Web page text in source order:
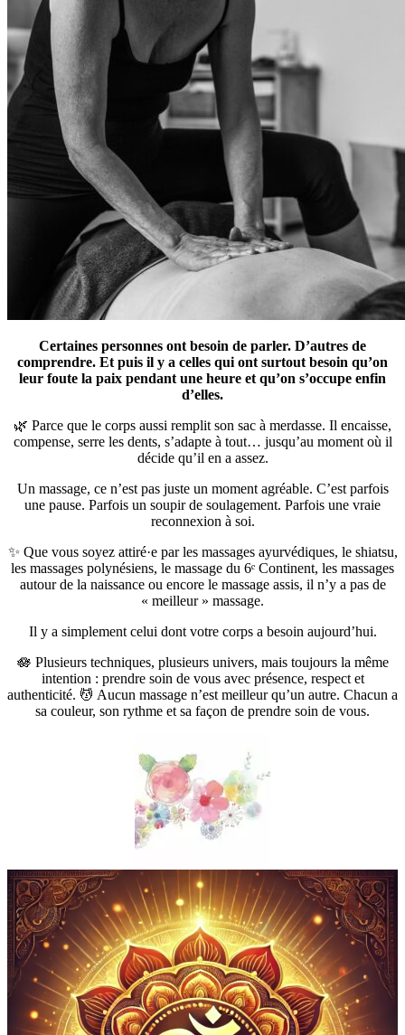
Certaines personnes ont besoin de parler. D’autres de
comprendre. Et puis il y a celles qui ont surtout besoin qu’on
leur foute la paix pendant une heure et qu’on s’occupe enfin
d’elles.
🌿 Parce que le corps aussi remplit son sac à merdasse. Il encaisse,
compense, serre les dents, s’adapte à tout… jusqu’au moment où il
décide qu’il en a assez.
Un massage, ce n’est pas juste un moment agréable. C’est parfois
une pause. Parfois un soupir de soulagement. Parfois une vraie
reconnexion à soi.
✨ Que vous soyez attiré·e par les massages ayurvédiques, le shiatsu,
les massages polynésiens, le massage du 6ᵉ Continent, les massages
autour de la naissance ou encore le massage assis, il n’y a pas de
« meilleur » massage.
Il y a simplement celui dont votre corps a besoin aujourd’hui.
🪷 Plusieurs techniques, plusieurs univers, mais toujours la même
intention : prendre soin de vous avec présence, respect et
authenticité. 💆 Aucun massage n’est meilleur qu’un autre. Chacun a
sa couleur, son rythme et sa façon de prendre soin de vous.